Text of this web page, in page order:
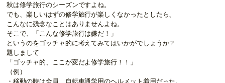
秋は修学旅行のシーズンですよね。
でも、楽しいはずの修学旅行が楽しくなかったとしたら、
こんなに残念なことはありませんよね。
そこで、「こんな修学旅行は嫌だ！」
というのをゴッチャ的に考えてみてはいかがでしょうか？
題しまして
「ゴッチャ的、ここが変だよ修学旅行！！」
（例）
・移動の時は全員、自転車通学用のヘルメット着用だった。